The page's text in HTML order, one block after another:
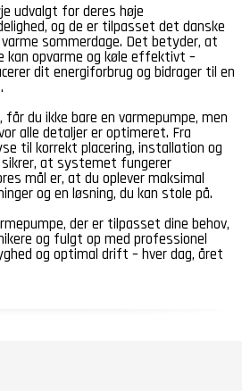
udvalgt for deres høje
og de er tilpasset det danske
sommerdage. Det betyder, at
kan opvarme og køle effektivt –
dit energiforbrug og bidrager til en
du ikke bare en varmepumpe, men
alle detaljer er optimeret. Fra
til korrekt placering, installation og
at systemet fungerer
mål er, at du oplever maksimal
og en løsning, du kan stole på.
der er tilpasset dine behov,
og fulgt op med professionel
og optimal drift – hver dag, året